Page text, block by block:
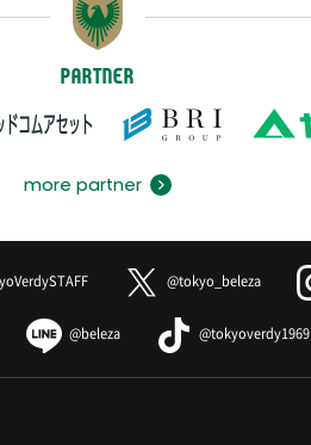
PARTNER
more partner
@tokyo_beleza
@beleza @tokyoverdy1969